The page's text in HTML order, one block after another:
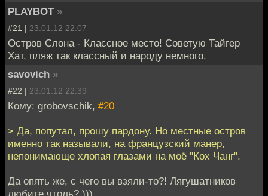
PLAYBOT »
#21 | 23.01.12 22:07
Остров Слона - Классное место! Советую Тайгер
Хат, пляж так классный и народу немного.
savovich »
#22 | 23.01.12 22:39
Кому: grobovschik, #20
> Да, попутал, прошу пардону. Но местные остров
именно так называли, на французский манер,
непонимающе хлопая глазами на моё "Кох Чанг".
Да опять же, с чего вы взяли-то?! Лягушатников